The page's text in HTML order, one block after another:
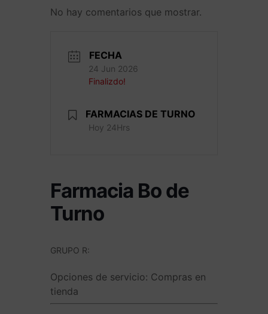
No hay comentarios que mostrar.
FECHA
24 Jun 2026
Finalizdo!
FARMACIAS DE TURNO
Hoy 24Hrs
Farmacia Bo de
Turno
GRUPO R:
Opciones de servicio: Compras en
tienda